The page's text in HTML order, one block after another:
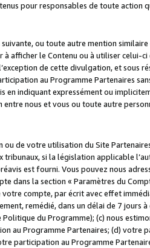
pour responsables de toute action
ou toute autre mention
afficher le Contenu ou à utiliser celui-
de cette divulgation, et sous
au Programme Partenaires
indiquant expressément ou
nous et vous ou toute autre
de votre utilisation du Site
si la législation applicable
est fourni. Vous pouvez nous
dans la section « Paramètres du
compte, par écrit avec effet
remédié, dans un délai de 7
du Programme); (c) nous
au Programme Partenaires; (d) votre
participation au Programme